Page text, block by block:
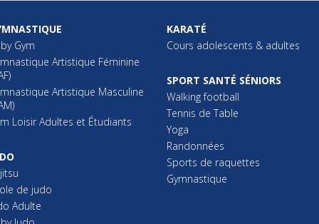
Gym
Artistique Féminine
Artistique Masculine
Loisir Adultes et Étudiants
de judo
Adulte
KARATÉ
Cours adolescents & adultes
SPORT SANTÉ SÉNIORS
Walking football
Tennis de Table
Yoga
Randonnées
Sports de raquettes
Gymnastique